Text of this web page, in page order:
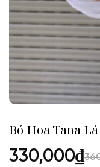
Bó Hoa Tana
330,000₫